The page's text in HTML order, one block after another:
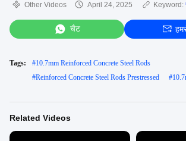
Other Videos April 24, 2025 Keyword:
चैट
Tags: #10.7mm Reinforced Concrete Steel Rods
#Reinforced Concrete Steel Rods Prestressed #
Related Videos